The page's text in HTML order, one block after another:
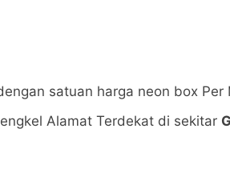
satuan harga neon box Per
Alamat Terdekat di sekitar